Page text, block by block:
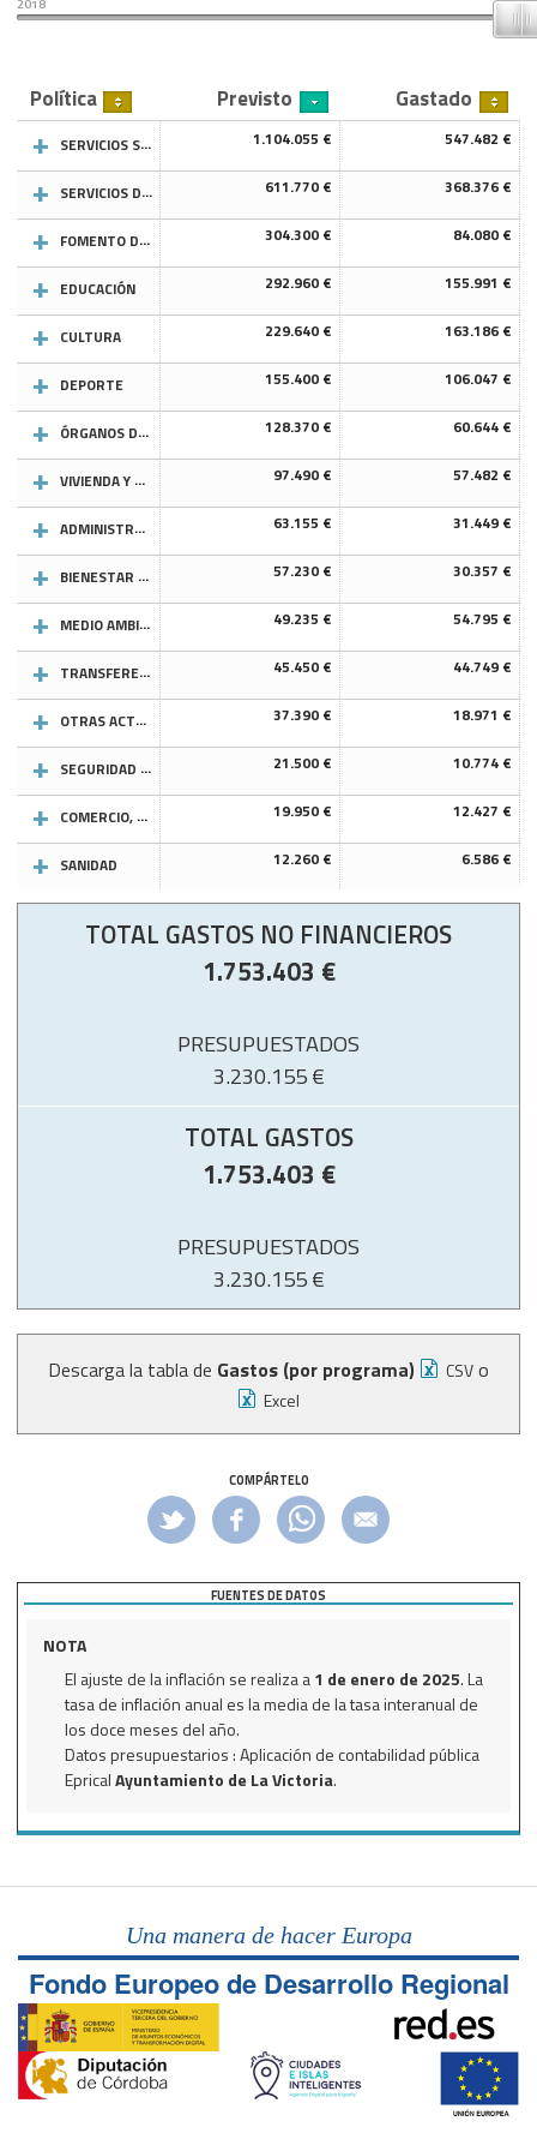
Política Previsto Gastado
SERVICIOS SOCIALES Y PROMOCIÓN SOCIAL 1.104.055 € 547.482 €
SERVICIOS DE CARÁCTER GENERAL 611.770 € 368.376 €
FOMENTO DEL EMPLEO 304.300 € 84.080 €
EDUCACIÓN 292.960 € 155.991 €
CULTURA 229.640 € 163.186 €
DEPORTE 155.400 € 106.047 €
ÓRGANOS DE GOBIERNO 128.370 € 60.644 €
VIVIENDA Y URBANISMO 97.490 € 57.482 €
ADMINISTRACION FINANCIERA Y TRIBUTARIA 63.155 € 31.449 €
BIENESTAR COMUNITARIO 57.230 € 30.357 €
MEDIO AMBIENTE 49.235 € 54.795 €
TRANSFERENCIAS A OTRAS ADMINISTRACIONES PÚBLICAS 45.450 € 44.749 €
OTRAS ACTUACIONES DE CARACTER ECONOMICO 37.390 € 18.971 €
SEGURIDAD Y MOVILIDAD CIUDADANA 21.500 € 10.774 €
COMERCIO, TURISMO Y PEQUEÑAS Y MEDIANAS EMPRESAS 19.950 € 12.427 €
SANIDAD 12.260 € 6.586 €
TOTAL GASTOS NO FINANCIEROS
1.753.403 €
PRESUPUESTADOS
3.230.155 €
TOTAL GASTOS
1.753.403 €
PRESUPUESTADOS
3.230.155 €
Descarga la tabla de Gastos (por programa) CSVo
Excel
COMPÁRTELO
FUENTES DE DATOS
NOTA
El ajuste de la inflación se realiza a1 de enero de 2025. La
tasa de inflación anual es la media de la tasa interanual de
los doce meses del año.
Datos presupuestarios : Aplicación de contabilidad pública
EpricalAyuntamiento de La Victoria.
Una manera de hacer Europa
Fondo Europeo de Desarrollo Regional